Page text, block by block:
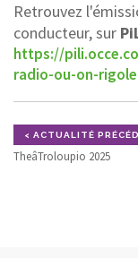
CONTACT
Retrouvez
conducteur, sur
https://
radio-ou-on-
< ACTUALITÉ
TheâTroloupio 2025